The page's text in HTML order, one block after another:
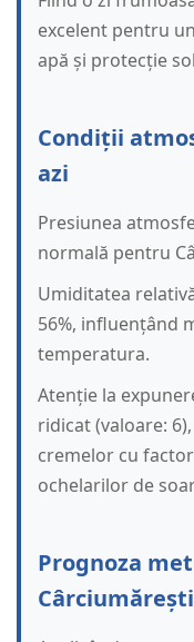
excelent pentru
apă și protecție
Condiții
azi
Presiunea
normală pentru
Umiditatea
56%, influențând
temperatura.
Atenție la
ridicat (valoare:
cremelor cu
ochelarilor de
Prognoza
Cârciumărești